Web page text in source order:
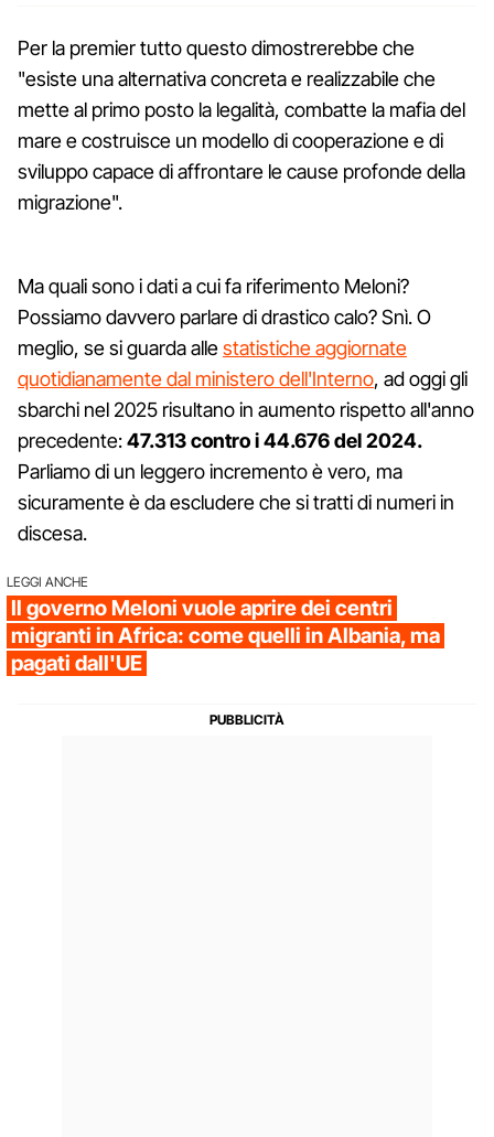
Per la premier tutto questo dimostrerebbe che
"esiste una alternativa concreta e realizzabile che
mette al primo posto la legalità, combatte la mafia del
mare e costruisce un modello di cooperazione e di
sviluppo capace di affrontare le cause profonde della
migrazione".
Ma quali sono i dati a cui fa riferimento Meloni?
Possiamo davvero parlare di drastico calo? Snì. O
meglio, se si guarda allestatistiche aggiornate
quotidianamente dal ministero dell'Interno, ad oggi gli
sbarchi nel 2025 risultano in aumento rispetto all'anno
precedente:47.313 contro i 44.676 del 2024.
Parliamo di un leggero incremento è vero, ma
sicuramente è da escludere che si tratti di numeri in
discesa.
LEGGI ANCHE
Il governo Meloni vuole aprire dei centri
migranti in Africa: come quelli in Albania, ma
pagati dall'UE